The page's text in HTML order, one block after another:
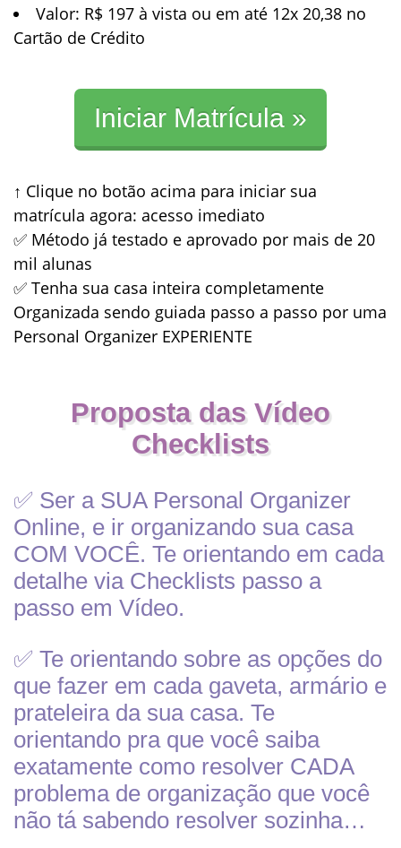
Valor: R$ 197 à vista ou em até 12x 20,38 no
Cartão de Crédito
Iniciar Matrícula »
↑ Clique no botão acima para iniciar sua
matrícula agora: acesso imediato
✅ Método já testado e aprovado por mais de 20
mil alunas
✅ Tenha sua casa inteira completamente
Organizada sendo guiada passo a passo por uma
Personal Organizer EXPERIENTE
Proposta das Vídeo
Checklists
✅ Ser a SUA Personal Organizer
Online, e ir organizando sua casa
COM VOCÊ. Te orientando em cada
detalhe via Checklists passo a
passo em Vídeo.
✅ Te orientando sobre as opções do
que fazer em cada gaveta, armário e
prateleira da sua casa. Te
orientando pra que você saiba
exatamente como resolver CADA
problema de organização que você
não tá sabendo resolver sozinha…